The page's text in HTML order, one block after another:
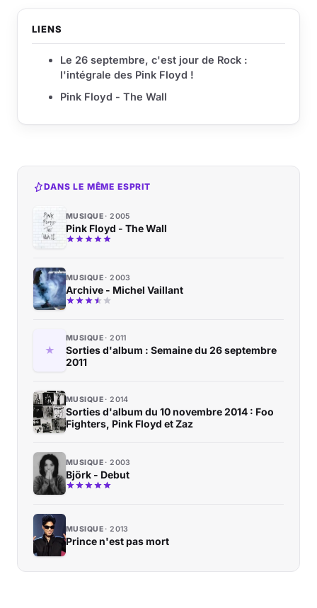
LIENS
Le 26 septembre, c'est jour de Rock :
l'intégrale des Pink Floyd !
Pink Floyd - The Wall
DANS LE MÊME ESPRIT
MUSIQUE 2005
Pink Floyd - The Wall
MUSIQUE 2003
Archive - Michel Vaillant
MUSIQUE 2011
Sorties d'album : Semaine du 26 septembre
2011
MUSIQUE 2014
Sorties d'album du 10 novembre 2014 : Foo
Fighters, Pink Floyd et Zaz
MUSIQUE 2003
Björk - Debut
MUSIQUE 2013
Prince n'est pas mort